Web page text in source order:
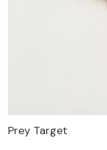
Prey Target